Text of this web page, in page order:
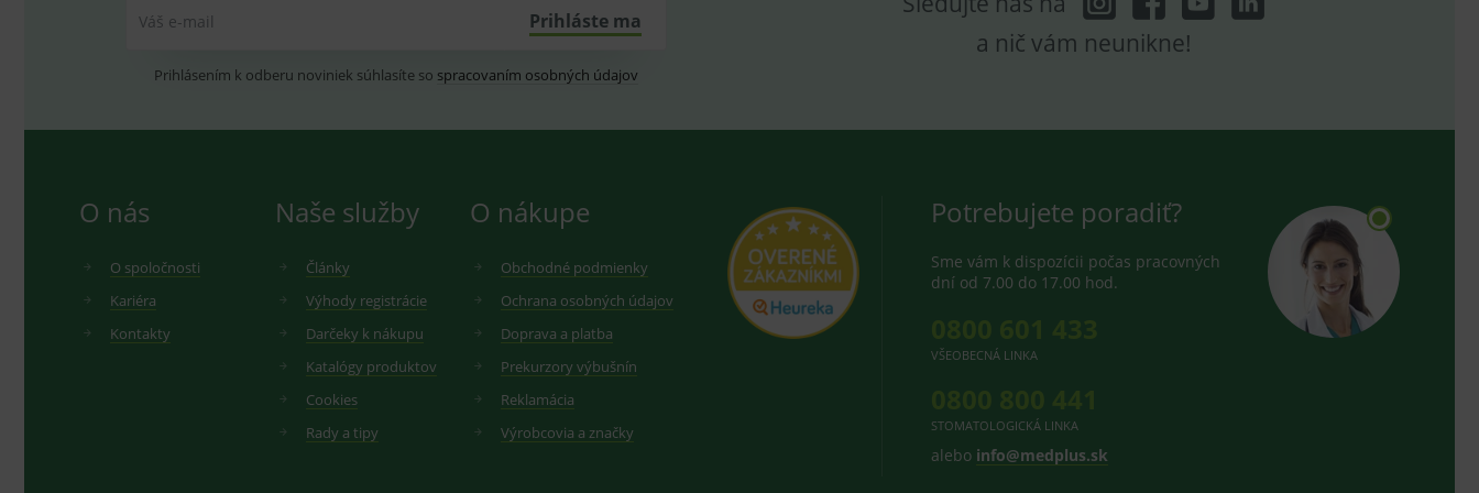
Váš e-mail Prihláste ma
Prihlásením k odberu noviniek súhlasíte so spracovaním osobných údajov
a nič vám neunikne!
O nás
O spoločnosti
Kariéra
Kontakty
Naše služby
Články
Výhody registrácie
Darčeky k nákupu
Katalógy produktov
Cookies
Rady a tipy
O nákupe
Obchodné podmienky
Ochrana osobných údajov
Doprava a platba
Prekurzory výbušnín
Reklamácia
Výrobcovia a značky
Potrebujete poradiť?
Sme vám k dispozícii počas pracovných
dní od 7.00 do 17.00 hod.
VŠEOBECNÁ LINKA
STOMATOLOGICKÁ LINKA
alebo info@medplus.sk